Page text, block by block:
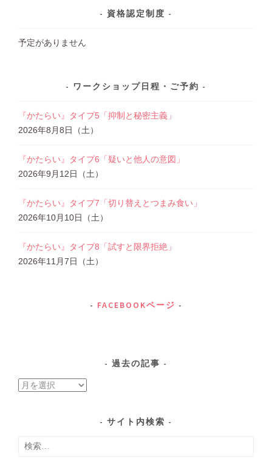
資格認定制度
予定がありません
ワークショップ日程・ご予約
『かたらい』タイプ5「抑制と秘密主義」
2026年8月8日（土）
『かたらい』タイプ6「疑いと他人の意図」
2026年9月12日（土）
『かたらい』タイプ7「切り替えとつまみ食い」
2026年10月10日（土）
『かたらい』タイプ8「試すと限界拒絶」
2026年11月7日（土）
FACEBOOKページ
過去の記事
過
事
サイト内検索
検